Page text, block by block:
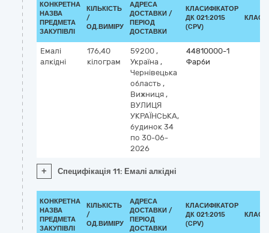
КОНКРЕТНА
НАЗВА
ПРЕДМЕТА
ЗАКУПІВЛІ
КІЛЬКІСТЬ
/
ОД.ВИМІРУ
АДРЕСА
ДОСТАВКИ /
ПЕРІОД
ДОСТАВКИ
КЛАСИФІКАТОР
ДК 021:2015
(CPV)
Емалі
алкідні
176,40
кілограм
59200 ,
Україна ,
Чернівецька
область ,
Вижниця ,
ВУЛИЦЯ
УКРАЇНСЬКА,
будинок 34
по 30-06-
2026
44810000-1
Фарби
+ Специфікація 11: Емалі алкідні
КОНКРЕТНА
НАЗВА
ПРЕДМЕТА
ЗАКУПІВЛІ
КІЛЬКІСТЬ
/
ОД.ВИМІРУ
АДРЕСА
ДОСТАВКИ /
ПЕРІОД
ДОСТАВКИ
КЛАСИФІКАТОР
ДК 021:2015
(CPV)